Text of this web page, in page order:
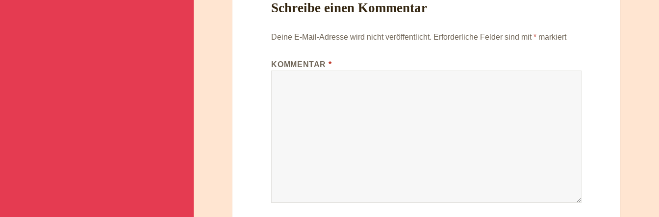
Schreibe einen Kommentar
Deine E-Mail-Adresse wird nicht veröffentlicht. Erforderliche Felder sind mit* markiert
KOMMENTAR *